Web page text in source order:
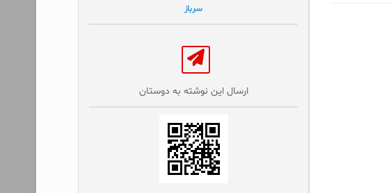
سرباز
ارسال این نوشته به دوستان‌